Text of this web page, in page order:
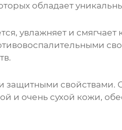
обладает
увлажняет и
свойствами.
и очень сухой кожи,